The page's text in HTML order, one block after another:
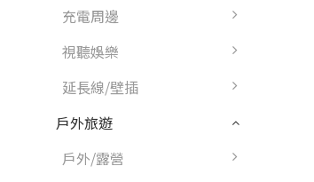
充電周邊
視聽娛樂
延長線/壁插
戶外旅遊
戶外/露營